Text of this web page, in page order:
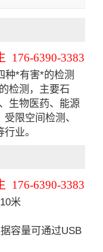
176-6390-3383
种*有害*的检测
检测，主要石
生物医药、能源
限空间检测、
业。
176-6390-3383
米
容量可通过USB